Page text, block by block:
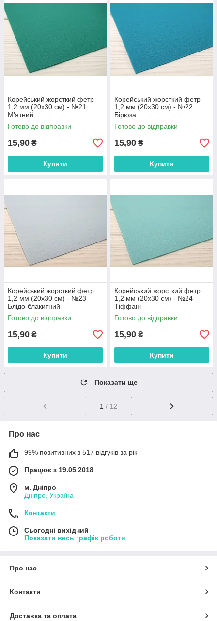
Корейський жорсткий фетр
1,2 мм (20х30 см) - №21
М'ятний
Готово до відправки
15,90 ₴
Купити
Корейський жорсткий фетр
1,2 мм (20х30 см) - №22
Бірюза
Готово до відправки
15,90 ₴
Купити
Корейський жорсткий фетр
1,2 мм (20х30 см) - №23
Блідо-блакитний
Готово до відправки
15,90 ₴
Купити
Корейський жорсткий фетр
1,2 мм (20х30 см) - №24
Тіффані
Готово до відправки
15,90 ₴
Купити
Показати ще
1 / 12
Про нас
99% позитивних з 517 відгуків за рік
Працює з 19.05.2018
м. Дніпро
Дніпро, Україна
Контакти
Сьогодні вихідний
Показати весь графік роботи
Про нас
Контакти
Доставка та оплата